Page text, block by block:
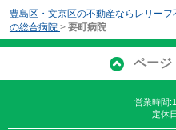
豊島区・文京区の不動産ならレリーフ
の総合病院 > 要町病院
ページ
営業時間
定休